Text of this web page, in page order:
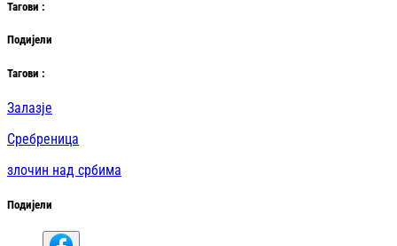
Тагови :
Подијели
Тагови :
Залазје
Сребреница
злочин над србима
Подијели